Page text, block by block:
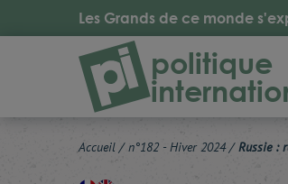
Les Grands de ce monde
politique
Accueil / n°182 - Hiver 2024/ Russie :